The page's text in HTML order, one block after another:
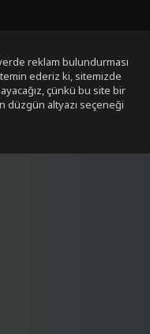
reklam bulundurması
ederiz ki, sitemizde
çünkü bu site bir
düzgün altyazı seçeneği